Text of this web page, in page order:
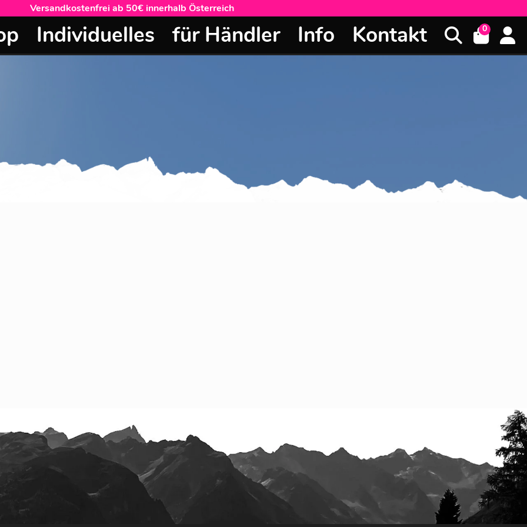
Versandkostenfrei ab 50€ innerhalb Österreich
Individuelles für Händler Info Kontakt 0